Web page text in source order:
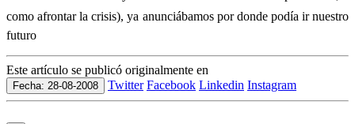
como afrontar la crisis), ya anunciábamos por donde podía ir nuestro
futuro
Este artículo se publicó originalmente en
Fecha: 28-08-2008 Twitter Facebook Linkedin Instagram